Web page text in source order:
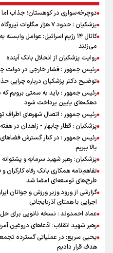
دوچرخه‌سواری در کوهستان؛ جذاب اما
پزشکیان : حدود ۷ هزار مگاوات نیروگاه پنل خورشیدی وارد مدار شده است
کانال ۱۴ رژیم اسرائیل: عوامل
می‌زنند
روایت پزشکیان از انحلال بانک آینده
رئیس جمهور : فشار خارجی در دولت
توضیح دکتر پزشکیان درباره چرایی
رئیس جمهور : باید به سمتی برویم که
دهک‌های پایین پرداخت شود
رئیس جمهور : اتصال شهرهای اطراف
پزشکیان : قطار چابهار - زاهدان در
رئیس جمهور : در کنار گسترش
بالا ببریم
پزشکیان: رهبر شهید سرمایه و پشتوانه
تفاهم‌نامه همکاری بانک رفاه
طرح‌های توسعه‌ای امضا شد
گزارشی از ورود وزیر ورزش و جوانان
اجرایی با همتای آذربایجانی
عماد احمدوند : نسخه نانویی برای
رهبر شهید انقلاب: ادّعاهای دروغین
یحیی سریع: در عملیاتی گسترده
هدف قرار دادیم